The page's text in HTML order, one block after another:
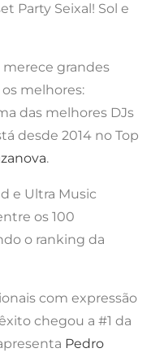
Party Seixal! Sol e
grandes
melhores:
das melhores DJs
desde 2014 no Top
.
e Ultra Music
os 100
o ranking da
com expressão
chegou a #1 da
Pedro